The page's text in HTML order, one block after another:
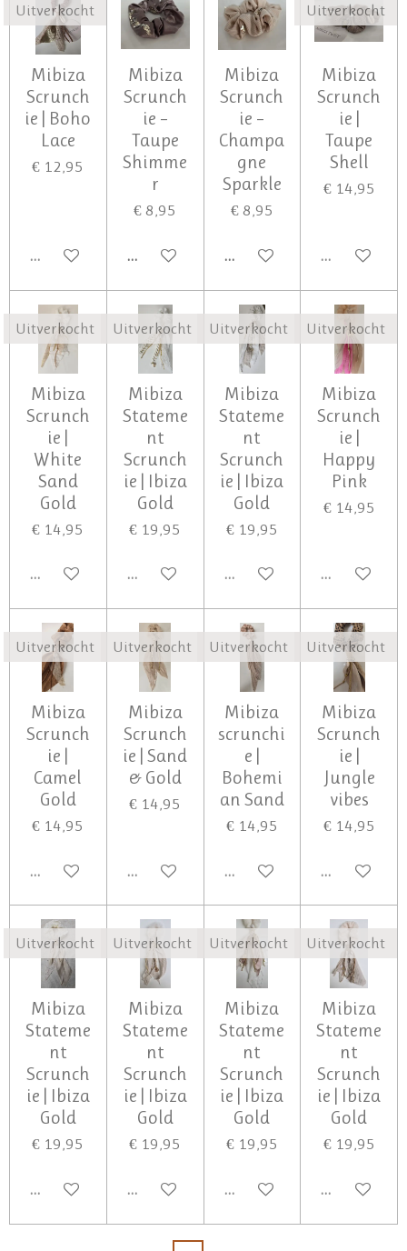
Uitverkocht
Mibiza
Scrunch
ie | Boho
Lace
€ 12,95
UITVERKOCHT
Mibiza
Scrunch
ie –
Taupe
Shimme
r
€ 8,95
IN WINKELWAGEN
Mibiza
Scrunch
ie –
Champa
gne
Sparkle
€ 8,95
IN WINKELWAGEN
Uitverkocht
Mibiza
Scrunch
ie |
Taupe
Shell
€ 14,95
Uitverkocht
Mibiza
Scrunch
ie |
White
Sand
Gold
€ 14,95
UITVERKOCHT
Uitverkocht
Mibiza
Stateme
nt
Scrunch
ie | Ibiza
Gold
€ 19,95
UITVERKOCHT
Uitverkocht
Mibiza
Stateme
nt
Scrunch
ie | Ibiza
Gold
€ 19,95
UITVERKOCHT
Uitverkocht
Mibiza
Scrunch
ie |
Happy
Pink
€ 14,95
Uitverkocht
Mibiza
Scrunch
ie |
Camel
Gold
€ 14,95
UITVERKOCHT
Uitverkocht
Mibiza
Scrunch
ie | Sand
& Gold
€ 14,95
UITVERKOCHT
Uitverkocht
Mibiza
scrunchi
e |
Bohemi
an Sand
€ 14,95
UITVERKOCHT
Uitverkocht
Mibiza
Scrunch
ie |
Jungle
vibes
€ 14,95
Uitverkocht
Mibiza
Stateme
nt
Scrunch
ie | Ibiza
Gold
€ 19,95
UITVERKOCHT
Uitverkocht
Mibiza
Stateme
nt
Scrunch
ie | Ibiza
Gold
€ 19,95
UITVERKOCHT
Uitverkocht
Mibiza
Stateme
nt
Scrunch
ie | Ibiza
Gold
€ 19,95
UITVERKOCHT
Uitverkocht
Mibiza
Stateme
nt
Scrunch
ie | Ibiza
Gold
€ 19,95